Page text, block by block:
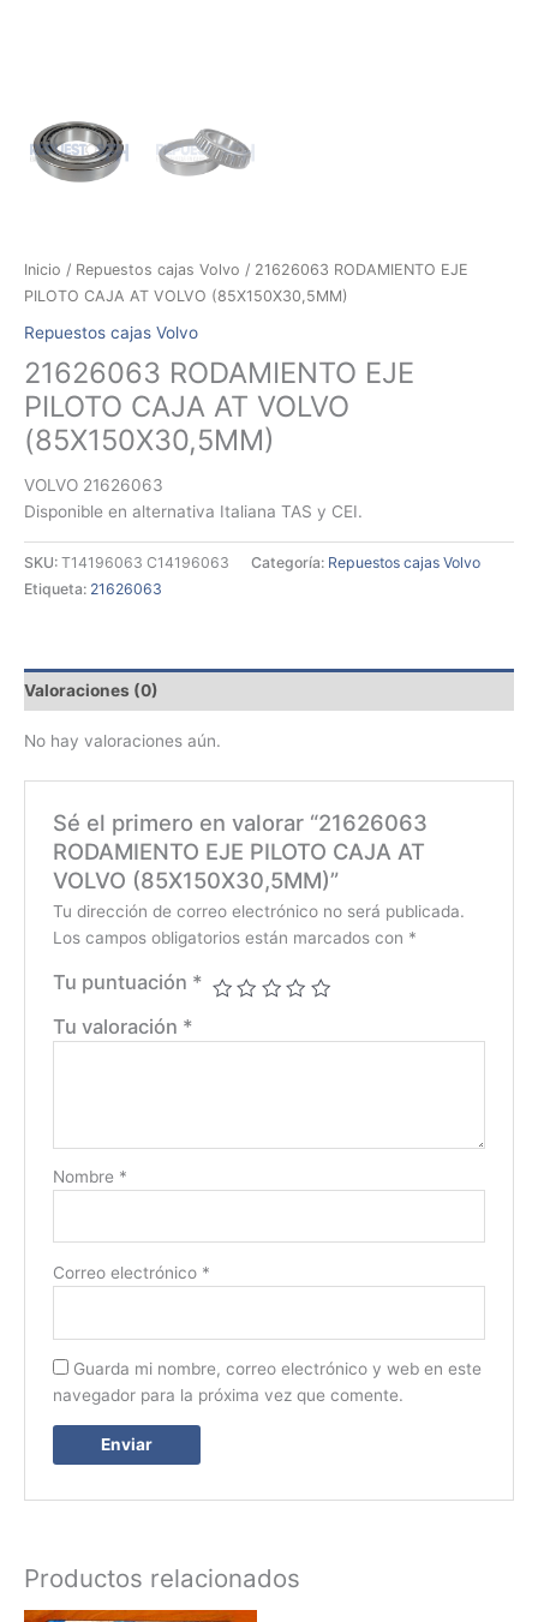
Inicio / Repuestos cajas Volvo / 21626063 RODAMIENTO EJE
PILOTO CAJA AT VOLVO (85X150X30,5MM)
Repuestos cajas Volvo
21626063 RODAMIENTO EJE
PILOTO CAJA AT VOLVO
(85X150X30,5MM)
VOLVO 21626063
Disponible en alternativa Italiana TAS y CEI.
SKU: T14196063 C14196063 Categoría: Repuestos cajas Volvo
Etiqueta: 21626063
Valoraciones (0)
No hay valoraciones aún.
Sé el primero en valorar “21626063
RODAMIENTO EJE PILOTO CAJA AT
VOLVO (85X150X30,5MM)”
Tu dirección de correo electrónico no será publicada.
Los campos obligatorios están marcados con *
Tu puntuación *
Tu valoración *
Nombre *
Correo electrónico *
Guarda mi nombre, correo electrónico y web en este
navegador para la próxima vez que comente.
Productos relacionados